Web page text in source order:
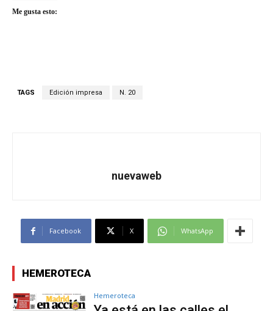
Me gusta esto:
TAGS Edición impresa N. 20
nuevaweb
Facebook X WhatsApp
HEMEROTECA
Hemeroteca